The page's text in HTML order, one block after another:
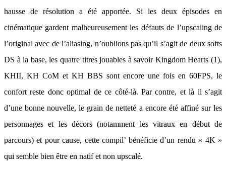
hausse de résolution a été apportée. Si les deux épisodes en
cinématique gardent malheureusement les défauts de l’upscaling de
l’original avec de l’aliasing, n’oublions pas qu’il s’agit de deux softs
DS à la base, les quatre titres jouables à savoir Kingdom Hearts (1),
KHII, KH CoM et KH BBS sont encore une fois en 60FPS, le
confort reste donc optimal de ce côté-là. Par contre, et là il s’agit
d’une bonne nouvelle, le grain de netteté a encore été affiné sur les
personnages et les décors (notamment les vitraux en début de
parcours) et pour cause, cette compil’ bénéficie d’un rendu « 4K »
qui semble bien être en natif et non upscalé.